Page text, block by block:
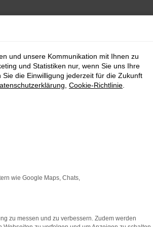
und unsere Kommunikation mit Ihnen zu
und Statistiken nur, wenn Sie uns Ihre
die Einwilligung jederzeit für die Zukunft
Cookie-Richtlinie
wie Google Maps, Chats,
zu messen und zu verbessern. Zudem werden